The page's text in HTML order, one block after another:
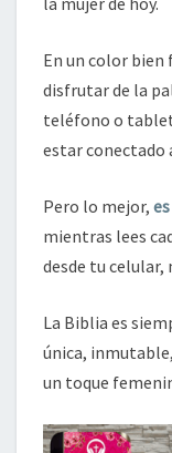
En un color bien
disfrutar de la
teléfono o
estar conectado
Pero lo mejor,
mientras lees
desde tu celular,
La Biblia es
única,
un toque